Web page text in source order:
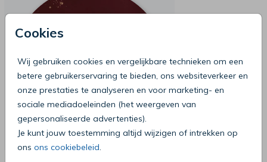
Cookies
Wij gebruiken cookies en vergelijkbare technieken om een
betere gebruikerservaring te bieden, ons websiteverkeer en
onze prestaties te analyseren en voor marketing- en
sociale mediadoeleinden (het weergeven van
gepersonaliseerde advertenties).
Je kunt jouw toestemming altijd wijzigen of intrekken op
ons ons cookiebeleid.